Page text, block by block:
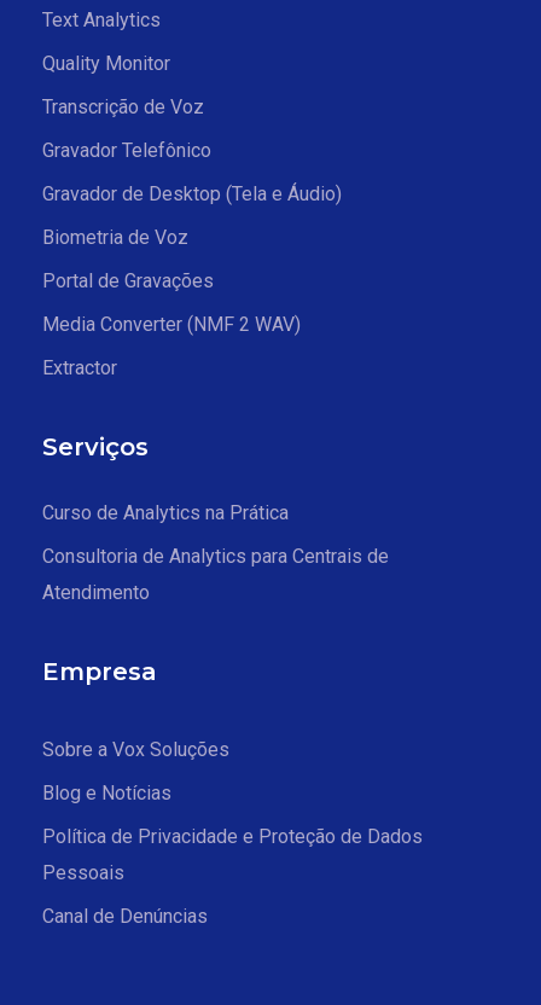
Text Analytics
Quality Monitor
Transcrição de Voz
Gravador Telefônico
Gravador de Desktop (Tela e Áudio)
Biometria de Voz
Portal de Gravações
Media Converter (NMF 2 WAV)
Extractor
Serviços
Curso de Analytics na Prática
Consultoria de Analytics para Centrais de
Atendimento
Empresa
Sobre a Vox Soluções
Blog e Notícias
Política de Privacidade e Proteção de Dados
Pessoais
Canal de Denúncias